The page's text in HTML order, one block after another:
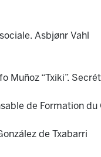
Asbjønr Vahl
Muñoz “Txiki”.
de Formation
de Txabarri